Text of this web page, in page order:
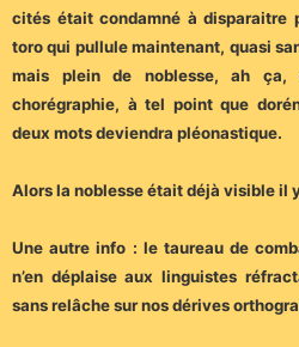
cités était condamné à disparaitre
toro qui pullule maintenant, quasi
mais plein de noblesse, ah
chorégraphie, à tel point que
deux mots deviendra pléonastique.
Alors la noblesse était déjà visible il
Une autre info : le taureau de
n’en déplaise aux linguistes
sans relâche sur nos dérives